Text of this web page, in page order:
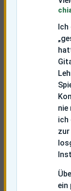
nie
ich
ein